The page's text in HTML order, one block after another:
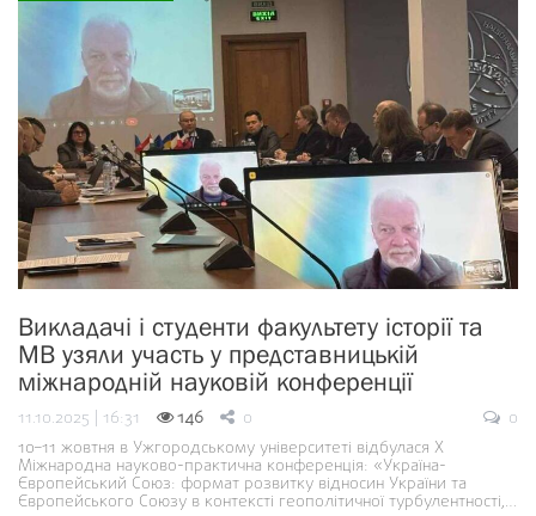
Викладачі і студенти факультету історії та
МВ узяли участь у представницькій
міжнародній науковій конференції
11.10.2025 | 16:31 146 0
0
10–11 жовтня в Ужгородському університеті відбулася X
Міжнародна науково-практична конференція: «Україна-
Європейський Союз: формат розвитку відносин України та
Європейського Союзу в контексті геополітичної турбулентності,…